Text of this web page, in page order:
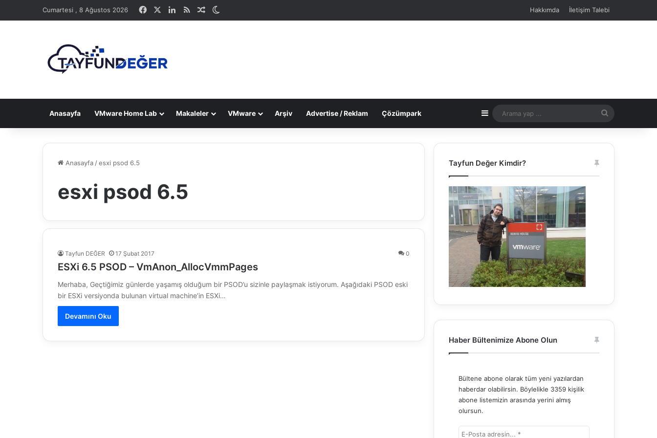
Cumartesi , 8 Ağustos 2026 Facebook LinkedIn
RSS Rastgele Makale Hakkımda İletişim Talebi
Anasayfa VMware Home Lab Makaleler VMware Arşiv Advertise / Reklam Çözümpark Kenar Bölmesi
yap
Anasayfa /esxi psod 6.5
esxi psod 6.5
Tayfun DEĞER 17 Şubat 2017 0
ESXi 6.5 PSOD – VmAnon_AllocVmmPages
Merhaba, Geçtiğimiz günlerde yaşamış olduğum bir PSOD’u sizinle paylaşmak istiyorum. Aşağıdaki PSOD eski
bir ESXi versiyonda bulunan virtual machine’in ESXi…
Devamını Oku
Tayfun Değer Kimdir?
Haber Bültenimize Abone Olun
Bültene abone olarak tüm yeni yazılardan
haberdar olabilirsin. Böylelikle 3359 kişilik
abone listemizin arasında yerini almış
olursun.